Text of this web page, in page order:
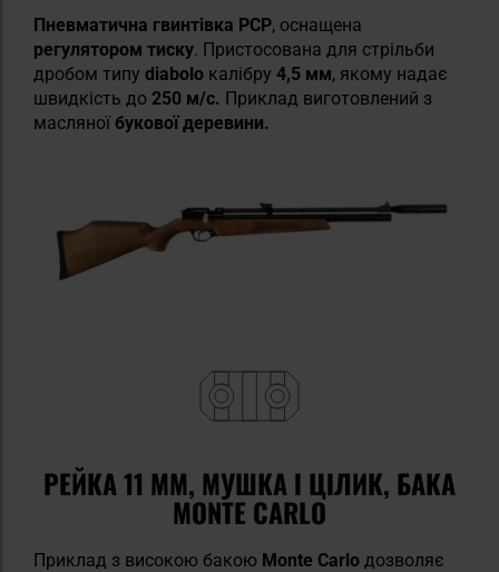
Пневматична гвинтівка PCP, оснащена
регулятором тиску. Пристосована для стрільби
дробом типу diabolo калібру 4,5 мм, якому надає
швидкість до 250 м/с. Приклад виготовлений з
масляноїбукової деревини.
РЕЙКА 11 ММ, МУШКА І ЦІЛИК, БАКА
MONTE CARLO
Приклад з високою бакою Monte Carlo дозволяє